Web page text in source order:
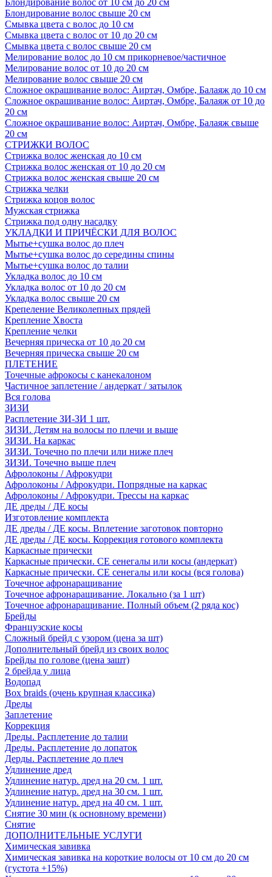
Блондирование волос от 10 см до 20 см
Блондирование волос свыше 20 см
Смывка цвета с волос до 10 см
Смывка цвета с волос от 10 до 20 см
Смывка цвета с волос свыше 20 см
Мелирование волос до 10 см прикорневое/частичное
Мелирование волос от 10 до 20 см
Мелирование волос свыше 20 см
Сложное окрашивание волос: Аиртач, Омбре, Балаяж до 10 см
Сложное окрашивание волос: Аиртач, Омбре, Балаяж от 10 до
20 см
Сложное окрашивание волос: Аиртач, Омбре, Балаяж свыше
20 см
СТРИЖКИ ВОЛОС
Стрижка волос женская до 10 см
Стрижка волос женская от 10 до 20 см
Стрижка волос женская свыше 20 см
Стрижка челки
Стрижка коцов волос
Мужская стрижка
Стрижка под одну насадку
УКЛАДКИ И ПРИЧЁСКИ ДЛЯ ВОЛОС
Мытье+сушка волос до плеч
Мытье+сушка волос до середины спины
Мытье+сушка волос до талии
Укладка волос до 10 см
Укладка волос от 10 до 20 см
Укладка волос свыше 20 см
Крепеление Великолепных прядей
Крепление Хвоста
Крепление челки
Вечерняя прическа от 10 до 20 см
Вечерняя прическа свыше 20 см
ПЛЕТЕНИЕ
Точечные афрокосы с канекалоном
Частичное заплетение / андеркат / затылок
Вся голова
ЗИЗИ
Расплетение ЗИ-ЗИ 1 шт.
ЗИЗИ. Детям на волосы по плечи и выше
ЗИЗИ. На каркас
ЗИЗИ. Точечно по плечи или ниже плеч
ЗИЗИ. Точечно выше плеч
Афролоконы / Афрокудри
Афролоконы / Афрокудри. Попрядные на каркас
Афролоконы / Афрокудри. Трессы на каркас
ДЕ дреды / ДЕ косы
Изготовление комплекта
ДЕ дреды / ДЕ косы. Вплетение заготовок повторно
ДЕ дреды / ДЕ косы. Коррекция готового комплекта
Каркасные прически
Каркасные прически. СЕ сенегалы или косы (андеркат)
Каркасные прически. СЕ сенегалы или косы (вся голова)
Точечное афронаращивание
Точечное афронаращивание. Локально (за 1 шт)
Точечное афронаращивание. Полный объем (2 ряда кос)
Брейды
Французские косы
Сложный брейд с узором (цена за шт)
Дополнительный брейд из своих волос
Брейды по голове (цена зашт)
2 брейда у лица
Водопад
Box braids (очень крупная классика)
Дреды
Заплетение
Коррекция
Дреды. Расплетение до талии
Дреды. Расплетение до лопаток
Дерды. Расплетение до плеч
Удлинение дред
Удлинение натур. дред на 20 см. 1 шт.
Удлинение натур. дред на 30 см. 1 шт.
Удлинение натур. дред на 40 см. 1 шт.
Снятие 30 мин (к основному времени)
Снятие
ДОПОЛНИТЕЛЬНЫЕ УСЛУГИ
Химическая завивка
Химическая завивка на короткие волосы от 10 см до 20 см
(густота +15%)